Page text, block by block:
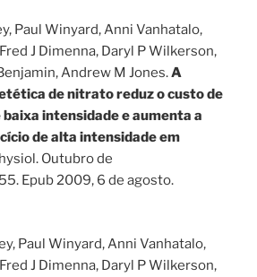
Paul Winyard, Anni Vanhatalo,
J Dimenna, Daryl P Wilkerson,
Andrew M Jones.A
de nitrato reduz o custo de
baixa intensidade e aumenta a
de alta intensidade em
Outubro de
Epub 2009, 6 de agosto.
Paul Winyard, Anni Vanhatalo,
J Dimenna, Daryl P Wilkerson,